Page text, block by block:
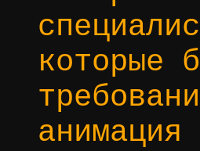
которые
анимация